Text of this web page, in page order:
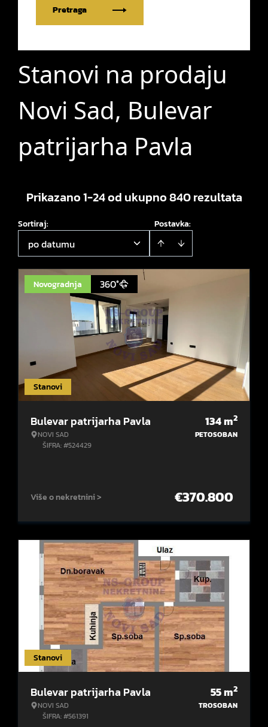
Pretraga
Stanovi na prodaju
Novi Sad, Bulevar
patrijarha Pavla
Prikazano 1-24 od ukupno 840 rezultata
Postavka:
Sortiraj:
po datumu
Stanovi
Novogradnja 360°
Bulevar patrijarha Pavla
NOVI SAD
ŠIFRA: #524429
134m2
PETOSOBAN
Više o nekretnini > €370.800
Stanovi
Bulevar patrijarha Pavla
NOVI SAD
ŠIFRA: #561391
55m2
TROSOBAN